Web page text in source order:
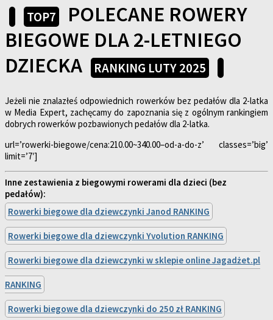
TOP7
POLECANE ROWERY
BIEGOWE DLA 2-LETNIEGO
DZIECKA
RANKING LUTY 2025
Jeżeli nie znalazłeś odpowiednich rowerków bez pedałów dla 2-latka
w Media Expert, zachęcamy do zapoznania się z ogólnym rankingiem
dobrych rowerków pozbawionych pedałów dla 2-latka.
url=’rowerki-biegowe/cena:210.00~340.00–od-a-do-z’ classes=’big’
limit=’7′]
Inne zestawienia z biegowymi rowerami dla dzieci (bez
pedałów):
Rowerki biegowe dla dziewczynki Janod RANKING
Rowerki biegowe dla dziewczynki Yvolution RANKING
Rowerki biegowe dla dziewczynki w sklepie online Jagadżet.pl
RANKING
Rowerki biegowe dla dziewczynki do 250 zł RANKING